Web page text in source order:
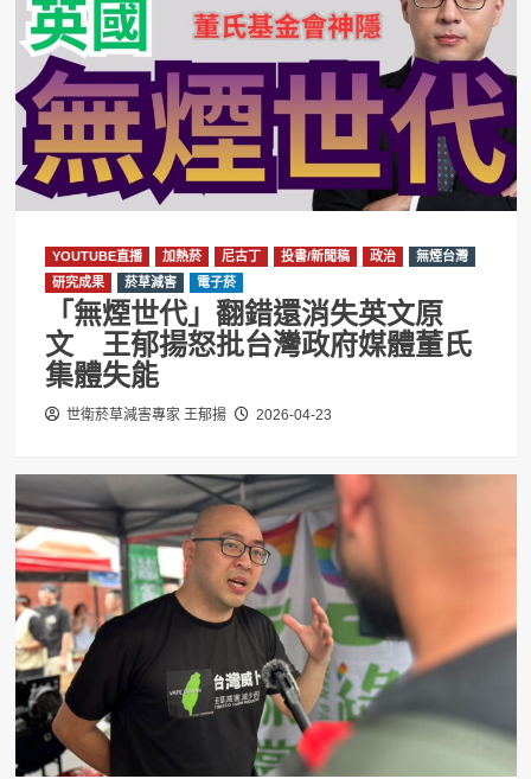
YOUTUBE直播 加熱菸 尼古丁 投書/新聞稿 政治
無煙台灣
研究成果
菸草減害 電子菸
「無煙世代」翻錯還消失英文原
文 王郁揚怒批台灣政府媒體董氏
集體失能
世衛菸草減害專家 王郁揚 2026-04-23